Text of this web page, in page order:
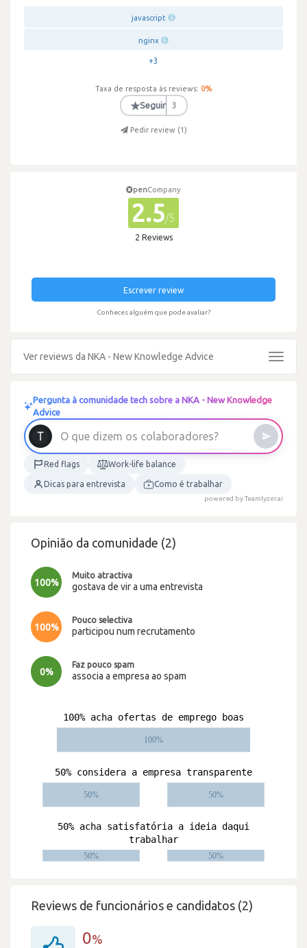
javascript
nginx
+3
Taxa de resposta às reviews: 0%
★Seguir 3
Pedir review (1)
penCompany
2.5/5
2 Reviews
Escrever review
Conheces alguém que pode avaliar?
Ver reviews da NKA - New Knowledge Advice
Toggle
Pergunta à comunidade tech sobre a NKA - New Knowledge
Advice
O que d izem os colaborad ores?
Red flags Work-life balance
Dicas para entrevista Como é trabalhar
powered by Teamlyzer.ai
Opinião da comunidade (2)
100%
Muito atractiva
gostava de vir a uma entrevista
100%
Pouco selectiva
participou num recrutamento
0%
Faz pouco spam
associa a empresa ao spam
Reviews de funcionários e candidatos (2)
0%